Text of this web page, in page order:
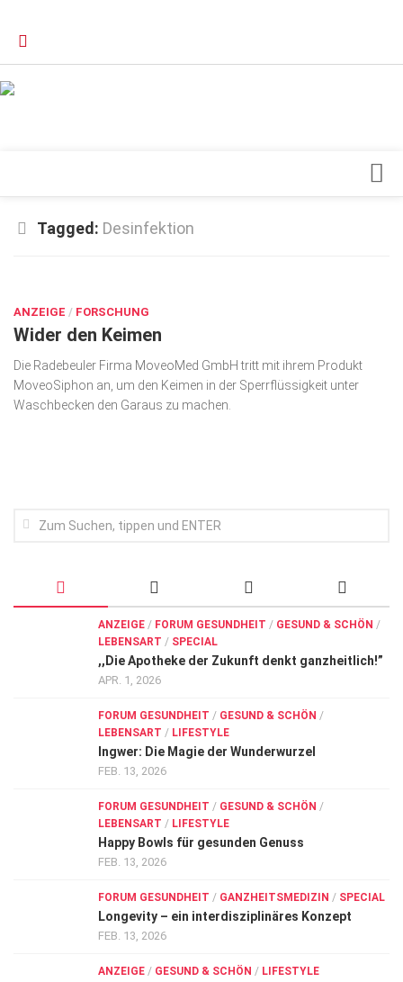
Orthopädie
Schönheit & Wohlbefinden
Special
Wirtschaft, Recht, Finanzen
Innovationen
Kampf gegen Krebs
Tagged: Desinfektion
ANZEIGE / FORSCHUNG
Wider den Keimen
Die Radebeuler Firma MoveoMed GmbH tritt mit ihrem Produkt
MoveoSiphon an, um den Keimen in der Sperrflüssigkeit unter
Wasch­becken den Garaus zu machen.
ANZEIGE / FORUM GESUNDHEIT / GESUND & SCHÖN /
LEBENSART / SPECIAL
,,Die Apotheke der Zukunft denkt ganzheitlich!”
APR. 1, 2026
FORUM GESUNDHEIT / GESUND & SCHÖN /
LEBENSART / LIFESTYLE
Ingwer: Die Magie der Wunderwurzel
FEB. 13, 2026
FORUM GESUNDHEIT / GESUND & SCHÖN /
LEBENSART / LIFESTYLE
Happy Bowls für gesunden Genuss
FEB. 13, 2026
FORUM GESUNDHEIT / GANZHEITSMEDIZIN / SPECIAL
Longevity – ein interdisziplinäres Konzept
FEB. 13, 2026
ANZEIGE / GESUND & SCHÖN / LIFESTYLE